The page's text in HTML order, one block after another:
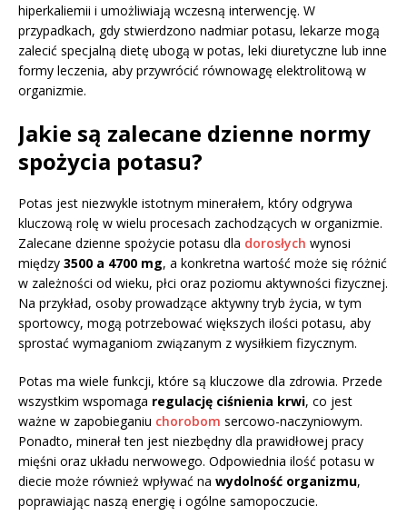
hiperkaliemii i umożliwiają wczesną interwencję. W
przypadkach, gdy stwierdzono nadmiar potasu, lekarze mogą
zalecić specjalną dietę ubogą w potas, leki diuretyczne lub inne
formy leczenia, aby przywrócić równowagę elektrolitową w
organizmie.
Jakie są zalecane dzienne normy
spożycia potasu?
Potas jest niezwykle istotnym minerałem, który odgrywa
kluczową rolę w wielu procesach zachodzących w organizmie.
Zalecane dzienne spożycie potasu dla dorosłych wynosi
między 3500 a 4700 mg, a konkretna wartość może się różnić
w zależności od wieku, płci oraz poziomu aktywności fizycznej.
Na przykład, osoby prowadzące aktywny tryb życia, w tym
sportowcy, mogą potrzebować większych ilości potasu, aby
sprostać wymaganiom związanym z wysiłkiem fizycznym.
Potas ma wiele funkcji, które są kluczowe dla zdrowia. Przede
wszystkim wspomaga regulację ciśnienia krwi, co jest
ważne w zapobieganiu chorobom sercowo-naczyniowym.
Ponadto, minerał ten jest niezbędny dla prawidłowej pracy
mięśni oraz układu nerwowego. Odpowiednia ilość potasu w
diecie może również wpływać na wydolność organizmu,
poprawiając naszą energię i ogólne samopoczucie.